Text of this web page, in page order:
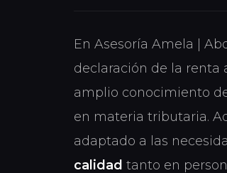
En Asesoría Amela |
declaración de la renta
amplio conocimiento
en materia tributaria.
adaptado a las
calidad tanto en